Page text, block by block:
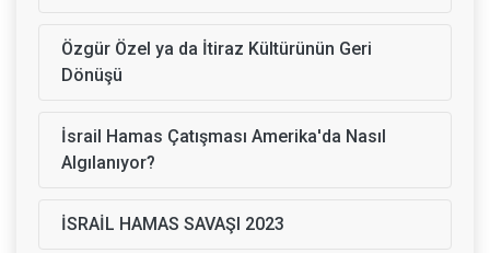
Özgür Özel ya da İtiraz Kültürünün Geri
Dönüşü
İsrail Hamas Çatışması Amerika'da Nasıl
Algılanıyor?
İSRAİL HAMAS SAVAŞI 2023